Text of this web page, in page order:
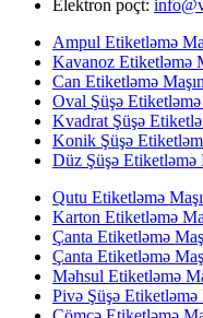
Elektron poçt:
Ampul Etiketləmə
Kavanoz Etiketləmə
Can Etiketləmə Maşın
Oval Şüşə Etiketləmə
Kvadrat Şüşə
Konik Şüşə
Düz Şüşə Etiketləmə
Qutu Etiketləmə
Karton Etiketləmə
Çanta Etiketləmə
Çanta Etiketləmə
Məhsul Etiketləmə
Pivə Şüşə Etiketləmə